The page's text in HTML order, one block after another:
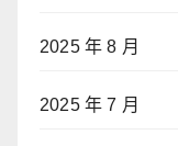
2025 年 8 月
2025 年 7 月